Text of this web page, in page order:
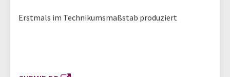
Erstmals im Technikumsmaßstab produziert